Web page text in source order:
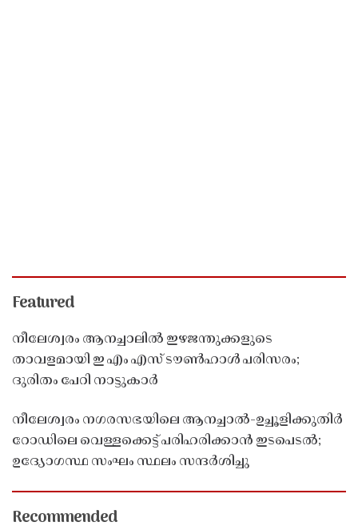
Featured
നീലേശ്വരം ആനച്ചാലിൽ ഇഴജന്തുക്കളുടെ
താവളമായി ഇ എം എസ് ടൗൺഹാൾ പരിസരം;
ദുരിതം പേറി നാട്ടുകാർ
നീലേശ്വരം നഗരസഭയിലെ ആനച്ചാൽ-ഉച്ചൂളിക്കുതിർ
റോഡിലെ വെള്ളക്കെട്ട് പരിഹരിക്കാൻ ഇടപെടൽ;
ഉദ്യോഗസ്ഥ സംഘം സ്ഥലം സന്ദർശിച്ചു
Recommended